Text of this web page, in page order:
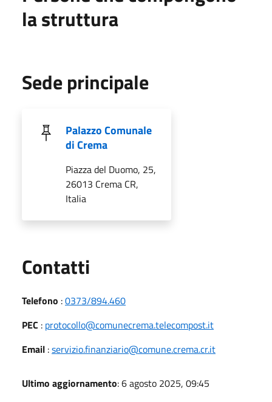
la struttura
Sede principale
Palazzo Comunale
di Crema
Piazza del Duomo, 25,
26013 Crema CR,
Italia
Contatti
Telefono :0373/894.460
PEC : protocollo@comunecrema.telecompost.it
Email :servizio.finanziario@comune.crema.cr.it
Ultimo aggiornamento: 6 agosto 2025, 09:45